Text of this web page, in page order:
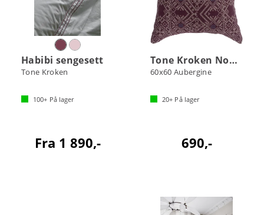
Habibi sengesett
Tone Kroken
100+ På lager
Fra 1 890,-
Tone Kroken Nomad putetrekk
60x60 Aubergine
20+ På lager
690,-